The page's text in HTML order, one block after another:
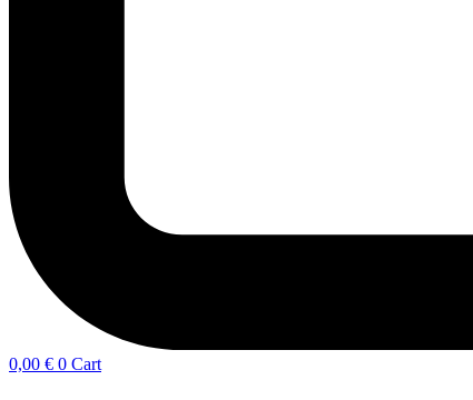
0,00 € 0 Cart